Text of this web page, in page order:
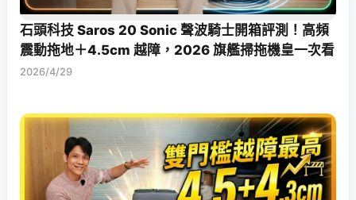
石頭科技 Saros 20 Sonic 聲波騎士開箱評測！高頻
震動拖地＋4.5cm 越障，2026 旗艦掃拖機皇一次看
2026/4/29